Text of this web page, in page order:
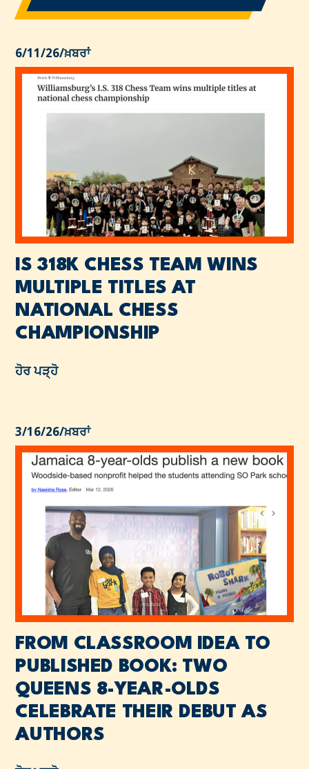
6/11/26/ਖ਼ਬਰਾਂ
IS 318K CHESS TEAM WINS
MULTIPLE TITLES AT
NATIONAL CHESS
CHAMPIONSHIP
ਹੋਰ ਪੜ੍ਹੋ
3/16/26/ਖ਼ਬਰਾਂ
FROM CLASSROOM IDEA TO
PUBLISHED BOOK: TWO
QUEENS 8-YEAR-OLDS
CELEBRATE THEIR DEBUT AS
AUTHORS